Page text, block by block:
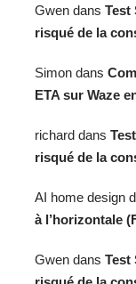
Gwen dans Test
risqué de la
Simon dans
ETA sur Waze
richard dans
risqué de la
AI home design
à l’horizontale
Gwen dans Test